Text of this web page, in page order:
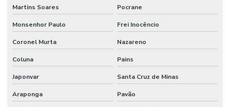
Martins Soares Pocrane
Monsenhor Paulo Frei Inocêncio
Coronel Murta Nazareno
Coluna Pains
Japonvar Santa Cruz de Minas
Araponga Pavão